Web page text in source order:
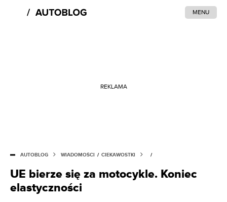
MENU
REKLAMA
AUTOBLOG WIADOMOŚCI / CIEKAWOSTKI /
UE bierze się za motocykle. Koniec
elastyczności